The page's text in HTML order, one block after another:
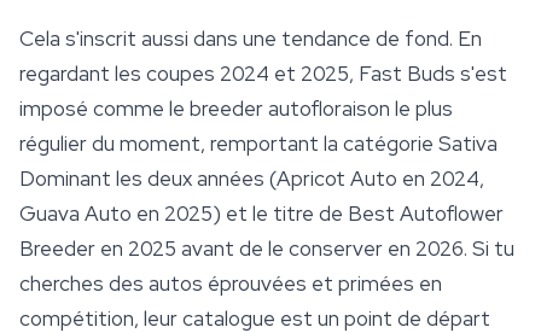
Cela s'inscrit aussi dans une tendance de fond. En
regardant les coupes 2024 et 2025, Fast Buds s'est
imposé comme le breeder autofloraison le plus
régulier du moment, remportant la catégorie Sativa
Dominant les deux années (Apricot Auto en 2024,
Guava Auto en 2025) et le titre de Best Autoflower
Breeder en 2025 avant de le conserver en 2026. Si tu
cherches des autos éprouvées et primées en
compétition, leur catalogue est un point de départ